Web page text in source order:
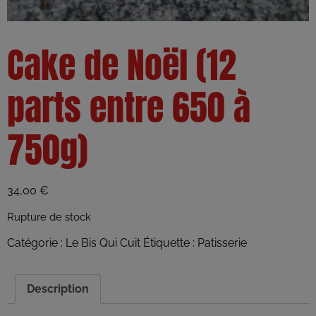
Cake de Noël (12
parts entre 650 à
750g)
34,00 €
Rupture de stock
Catégorie : Le Bis Qui Cuit Étiquette : Patisserie
Description